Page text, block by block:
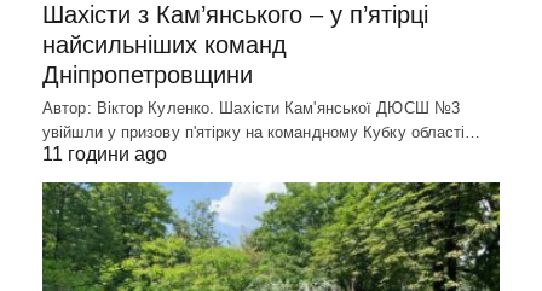
Шахісти з Кам’янського – у п’ятірці
найсильніших команд
Дніпропетровщини
Автор: Віктор Куленко. Шахісти Кам'янської ДЮСШ №3
увійшли у призову п'ятірку на командному Кубку області…
11 години ago